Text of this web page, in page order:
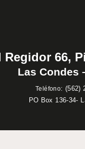
Regidor 66,
Las Condes
Teléfono: (562)
PO Box 136-34-